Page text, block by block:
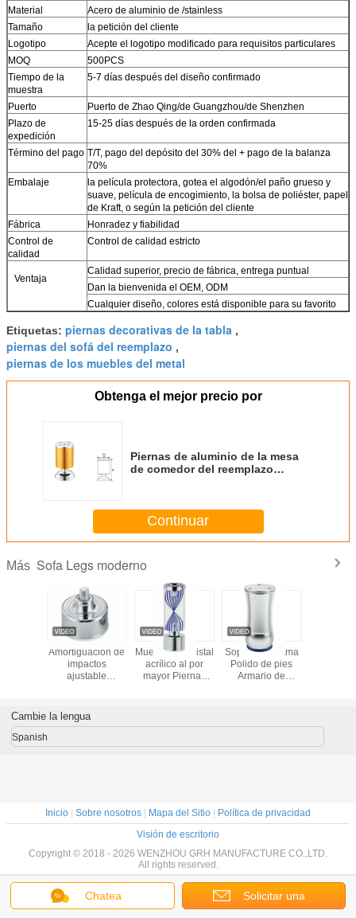
Material
Acero de aluminio de /stainless
Tamaño
la petición del cliente
Logotipo
Acepte el logotipo modificado para requisitos particulares
MOQ
500PCS
Tiempo de la
muestra
5-7 días después del diseño confirmado
Puerto
Puerto de Zhao Qing/de Guangzhou/de Shenzhen
Plazo de
expedición
15-25 días después de la orden confirmada
Término del pago T/T, pago del depósito del 30% del + pago de la balanza
70%
Embalaje
la película protectora, gotea el algodón/el paño grueso y
suave, película de encogimiento, la bolsa de poliéster, papel
de Kraft, o según la petición del cliente
Fábrica
Honradez y fiabilidad
Control de
calidad
Control de calidad estricto
Ventaja
Calidad superior, precio de fábrica, entrega puntual
Dan la bienvenida el OEM, ODM
Cualquier diseño, colores está disponible para su favorito
Etiquetas: piernas decorativas de la tabla ,
piernas del sofá del reemplazo ,
piernas de los muebles del metal
Obtenga el mejor precio por
Piernas de aluminio de la mesa
de comedor del reemplazo
Continuar
Más Sofa Legs moderno
los
Amortiguación de
impactos
ajustable
Muebles Gabinete
Dormitorio
de nivel para Piso
Muebles de cristal
acrílico al por
mayor Piernas
de estar Cuarto
Aplicación
Soporte de cama
Polido de pies
Armario de
hierro Pierna de
muebles
Chatea Solicitar una
Cambie la lengua
Spanish
Inicio | Sobre nosotros | Mapa del Sitio | Política de privacidad
Visión de escritorio
Copyright © 2018 - 2026 WENZHOU GRH MANUFACTURE CO.,LTD.
All rights reserved.